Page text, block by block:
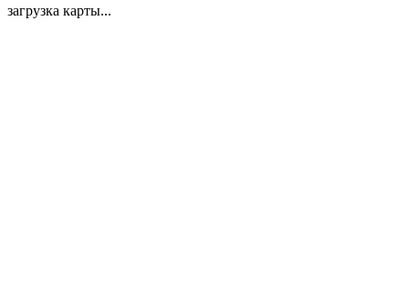
загрузка карты...